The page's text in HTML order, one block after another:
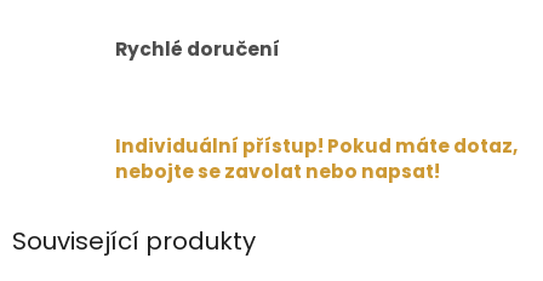
Rychlé doručení
Individuální přístup! Pokud máte dotaz,
nebojte se zavolat nebo napsat!
Související produkty